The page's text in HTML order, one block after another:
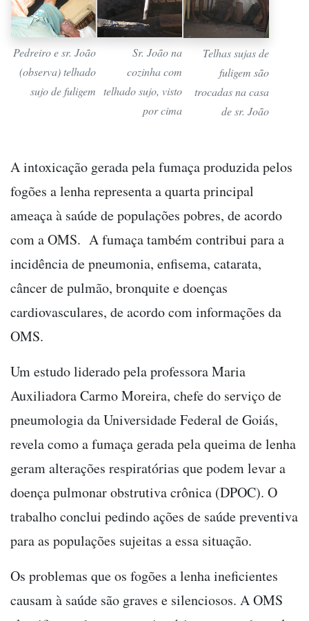
Pedreiro e sr. João
(observa) telhado
sujo de fuligem
Sr. João na
cozinha com
telhado sujo, visto
por cima
Telhas sujas de
fuligem são
trocadas na casa
de sr. João
A intoxicação gerada pela fumaça produzida pelos
fogões a lenha representa a quarta principal
ameaça à saúde de populações pobres, de acordo
com a OMS. A fumaça também contribui para a
incidência de pneumonia, enfisema, catarata,
câncer de pulmão, bronquite e doenças
cardiovasculares, de acordo com informações da
OMS.
Um estudo liderado pela professora Maria
Auxiliadora Carmo Moreira, chefe do serviço de
pneumologia da Universidade Federal de Goiás,
revela como a fumaça gerada pela queima de lenha
geram alterações respiratórias que podem levar a
doença pulmonar obstrutiva crônica (DPOC). O
trabalho conclui pedindo ações de saúde preventiva
para as populações sujeitas a essa situação.
Os problemas que os fogões a lenha ineficientes
causam à saúde são graves e silenciosos. A OMS